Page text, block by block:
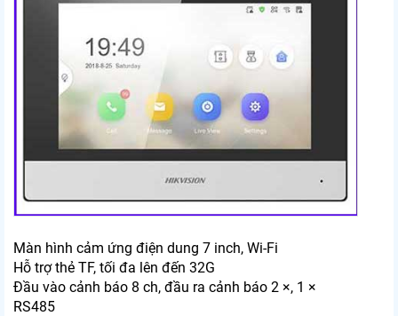
Màn hình cảm ứng điện dung 7 inch, Wi-Fi
Hỗ trợ thẻ TF, tối đa lên đến 32G
Đầu vào cảnh báo 8 ch, đầu ra cảnh báo 2 ×, 1 ×
RS485